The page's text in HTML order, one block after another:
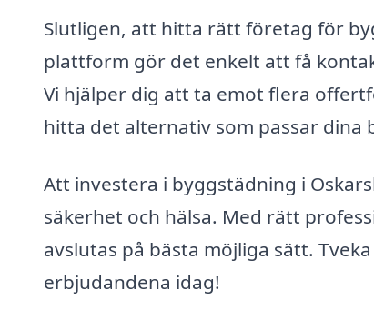
Slutligen, att hitta rätt företag för
plattform gör det enkelt att få
Vi hjälper dig att ta emot flera
hitta det alternativ som passar dina
Att investera i byggstädning i
säkerhet och hälsa. Med rätt
avslutas på bästa möjliga sätt.
erbjudandena idag!